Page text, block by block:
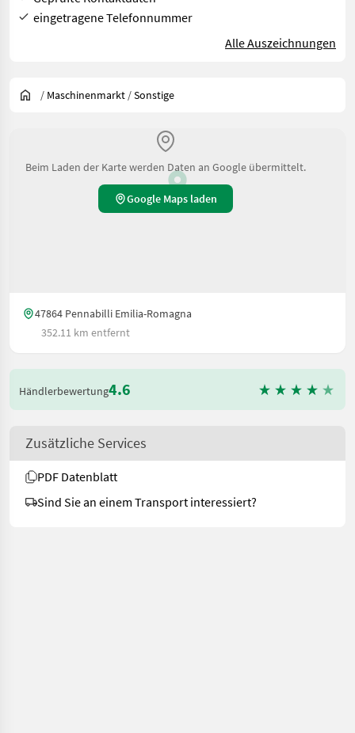
eingetragene Telefonnummer
Alle Auszeichnungen
/ Maschinenmarkt /Sonstige
Beim Laden der Karte werden Daten an Google übermittelt.
Google Maps laden
47864 Pennabilli Emilia-Romagna
352.11 km entfernt
Händlerbewertung4.6
Zusätzliche Services
PDF Datenblatt
Sind Sie an einem Transport interessiert?